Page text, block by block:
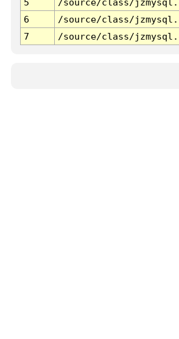
5
/source/class/
6
/source/class/
7
/source/class/